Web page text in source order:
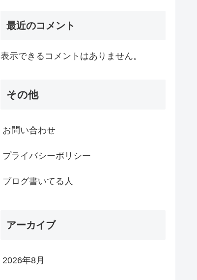
最近のコメント
表示できるコメントはありません。
その他
お問い合わせ
プライバシーポリシー
ブログ書いてる人
アーカイブ
2026年8月